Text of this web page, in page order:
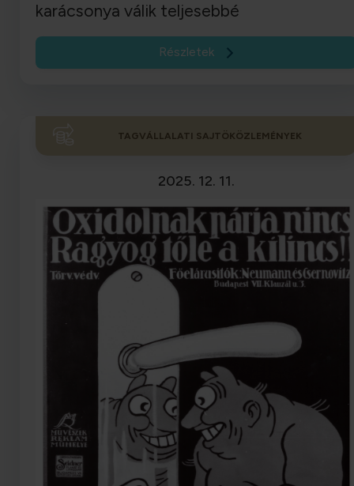
karácsonya válik teljesebbé
Részletek
TAGVÁLLALATI SAJTÖKÖZLEMÉNYEK
2025. 12. 11.